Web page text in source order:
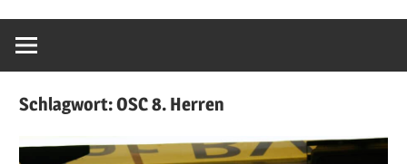
Schlagwort:OSC 8. Herren